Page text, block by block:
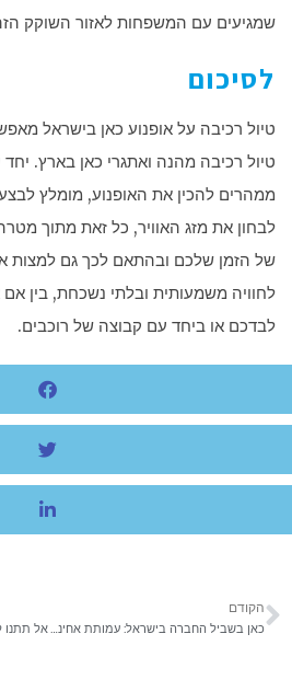
שמגיעים עם המשפחות לאזור השוקק הזה.
לסיכום
טיול רכיבה על אופנוע כאן בישראל
טיול רכיבה מהנה ואתגרי כאן בארץ. יחד
ממהרים להכין את האופנוע, מומלץ לבצע
לבחון את מזג האוויר, כל זאת מתוך מטרה
של הזמן שלכם ובהתאם לכך גם למצות את
לחוויה משמעותית ובלתי נשכחת, בין אם
לבדכם או ביחד עם קבוצה של רוכבים.
הקודם
כאן בשביל החברה בישראל: עמותת אחינועם בראשות איל, משה ורפי אדרעי מקדמת את הנוער בסיכון בארץ